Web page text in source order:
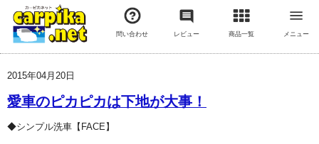
問い合わせ レビュー 商品一覧 メニュー
2015年04月20日
愛車のピカピカは下地が大事！
◆シンプル洗車【FACE】